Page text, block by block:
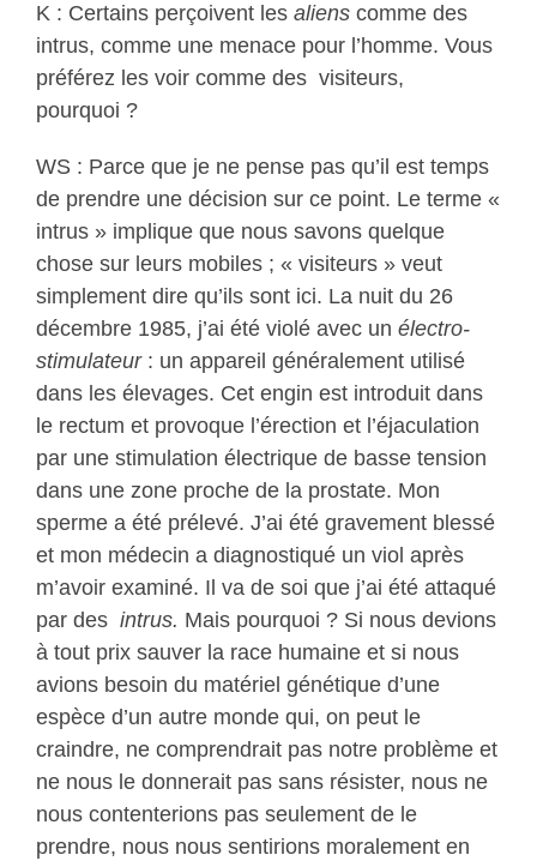
K : Certains perçoivent les aliens comme des
intrus, comme une menace pour l’homme. Vous
préférez les voir comme des visiteurs,
pourquoi ?
WS : Parce que je ne pense pas qu’il est temps
de prendre une décision sur ce point. Le terme «
intrus » implique que nous savons quelque
chose sur leurs mobiles ; « visiteurs » veut
simplement dire qu’ils sont ici. La nuit du 26
décembre 1985, j’ai été violé avec un électro-
stimulateur: un appareil généralement utilisé
dans les élevages. Cet engin est introduit dans
le rectum et provoque l’érection et l’éjaculation
par une stimulation électrique de basse tension
dans une zone proche de la prostate. Mon
sperme a été prélevé. J’ai été gravement blessé
et mon médecin a diagnostiqué un viol après
m’avoir examiné. Il va de soi que j’ai été attaqué
par des intrus. Mais pourquoi ? Si nous devions
à tout prix sauver la race humaine et si nous
avions besoin du matériel génétique d’une
espèce d’un autre monde qui, on peut le
craindre, ne comprendrait pas notre problème et
ne nous le donnerait pas sans résister, nous ne
nous contenterions pas seulement de le
prendre, nous nous sentirions moralement en